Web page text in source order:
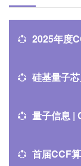
2025年度
硅基量子
量子信息 |
首届CCF